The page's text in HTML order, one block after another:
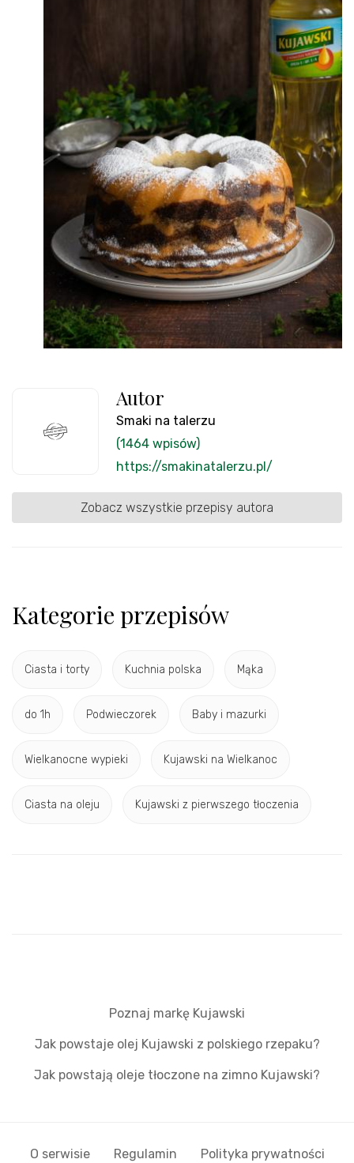
Autor
Smaki na talerzu
(1464 wpisów)
https://smakinatalerzu.pl/
Zobacz wszystkie przepisy autora
Kategorie przepisów
Ciasta i torty Kuchnia polska Mąka
do 1h Podwieczorek Baby i mazurki
Wielkanocne wypieki Kujawski na Wielkanoc
Ciasta na oleju Kujawski z pierwszego tłoczenia
Poznaj markę Kujawski
Jak powstaje olej Kujawski z polskiego rzepaku?
Jak powstają oleje tłoczone na zimno Kujawski?
O serwisie Regulamin Polityka prywatności